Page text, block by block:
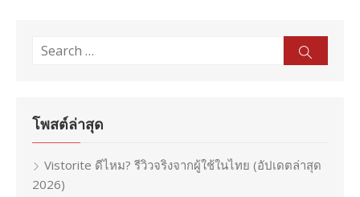
Search
โพสต์ล่าสุด
Vistorite ดีไหม? รีวิวจริงจากผู้ใช้ในไทย (อัปเดตล่าสุด
2026)